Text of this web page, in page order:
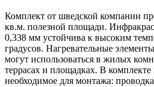
Комплект от шведской компании
кв.м. полезной площади.
0,338 мм устойчива к высоким
градусов. Нагревательные
могут использоваться в жилых
террасах и площадках. В комплекте
необходимое для монтажа: